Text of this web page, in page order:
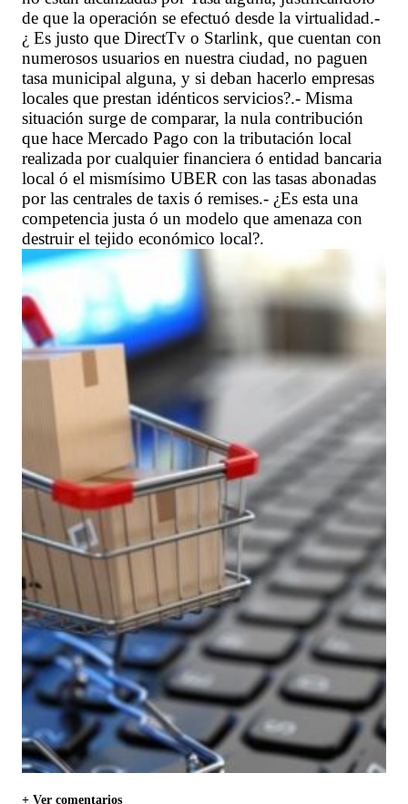
de que la operación se efectuó desde la virtualidad.-
¿ Es justo que DirectTv o Starlink, que cuentan con
numerosos usuarios en nuestra ciudad, no paguen
tasa municipal alguna, y si deban hacerlo empresas
locales que prestan idénticos servicios?.- Misma
situación surge de comparar, la nula contribución
que hace Mercado Pago con la tributación local
realizada por cualquier financiera ó entidad bancaria
local ó el mismísimo UBER con las tasas abonadas
por las centrales de taxis ó remises.- ¿Es esta una
competencia justa ó un modelo que amenaza con
destruir el tejido económico local?.
+ Ver comentarios